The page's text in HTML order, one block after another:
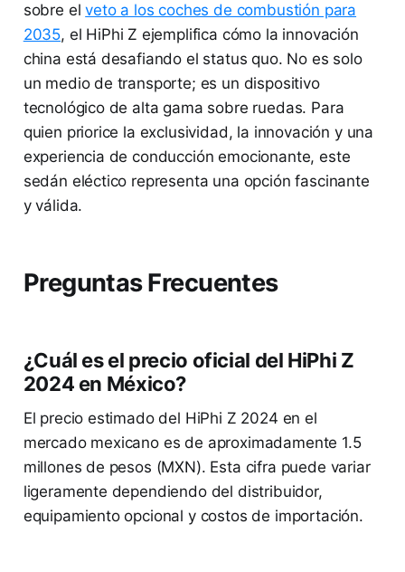
sobre elveto a los coches de combustión para
2035, el HiPhi Z ejemplifica cómo la innovación
china está desafiando el status quo. No es solo
un medio de transporte; es un dispositivo
tecnológico de alta gama sobre ruedas. Para
quien priorice la exclusividad, la innovación y una
experiencia de conducción emocionante, este
sedán eléctico representa una opción fascinante
y válida.
Preguntas Frecuentes
¿Cuál es el precio oficial del HiPhi Z
2024 en México?
El precio estimado del HiPhi Z 2024 en el
mercado mexicano es de aproximadamente 1.5
millones de pesos (MXN). Esta cifra puede variar
ligeramente dependiendo del distribuidor,
equipamiento opcional y costos de importación.